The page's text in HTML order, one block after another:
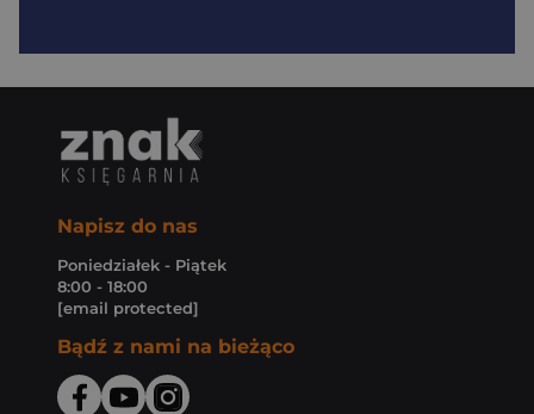
Napisz do nas
Poniedziałek - Piątek
8:00 - 18:00
[email protected]
Bądź z nami na bieżąco